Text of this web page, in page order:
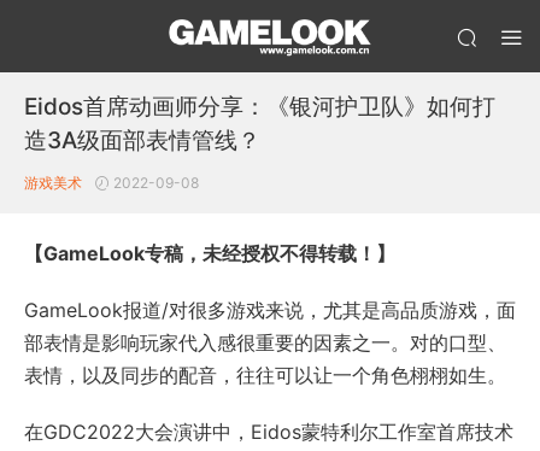
Eidos首席动画师分享：《银河护卫队》如何打
造3A级面部表情管线？
游戏美术 2022-09-08
【GameLook专稿，未经授权不得转载！】
GameLook报道/对很多游戏来说，尤其是高品质游戏，面
部表情是影响玩家代入感很重要的因素之一。对的口型、
表情，以及同步的配音，往往可以让一个角色栩栩如生。
在GDC2022大会演讲中，Eidos蒙特利尔工作室首席技术